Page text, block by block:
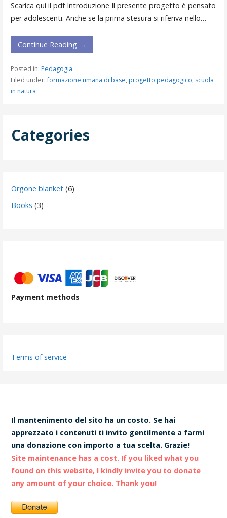
Scarica qui il pdf Introduzione Il presente progetto è pensato
per adolescenti. Anche se la prima stesura si riferiva nello…
Continue Reading →
Posted in: Pedagogia
Filed under:formazione umana di base, progetto pedagogico, scuola
in natura
Categories
Orgone blanket 66
Books 33
Payment methods
Terms of service
Il mantenimento del sito ha un costo. Se hai
apprezzato i contenuti ti invito gentilmente a farmi
una donazione con importo a tua scelta. Grazie! -----
Site maintenance has a cost. If you liked what you
found on this website, I kindly invite you to donate
any amount of your choice. Thank you!